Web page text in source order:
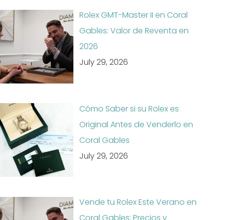
Rolex GMT-Master II en Coral
Gables: Valor de Reventa en
2026
July 29, 2026
Cómo Saber si su Rolex es
Original Antes de Venderlo en
Coral Gables
July 29, 2026
Vende tu Rolex Este Verano en